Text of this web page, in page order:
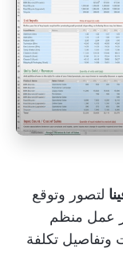
لتصور وتوقع
عمل منظم
وتفاصيل تكلفة